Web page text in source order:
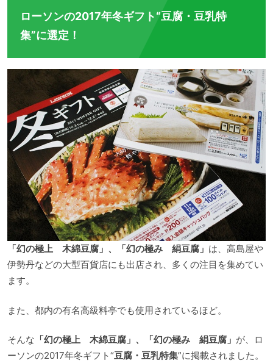
ローソンの2017年冬ギフト“豆腐・豆乳特
集”に選定！
「幻の極上 木綿豆腐」、「幻の極み 絹豆腐」 は、高島屋や
伊勢丹などの大型百貨店にも出店され、多くの注目を集めてい
ます。
また、都内の有名高級料亭でも使用されているほど。
そんな 「幻の極上 木綿豆腐」、「幻の極み 絹豆腐」 が、ロ
ーソンの2017年冬ギフト“豆腐・豆乳特集”に掲載されました。